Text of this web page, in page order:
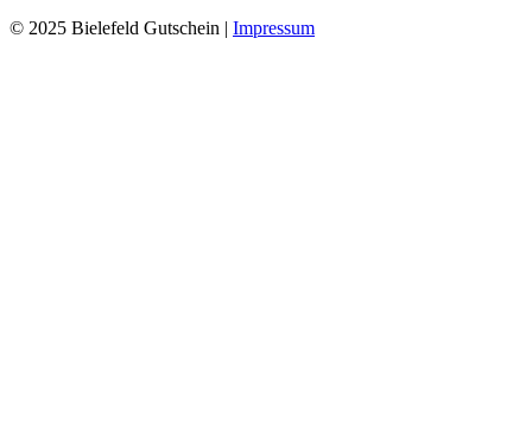
© 2025 Bielefeld Gutschein | Impressum